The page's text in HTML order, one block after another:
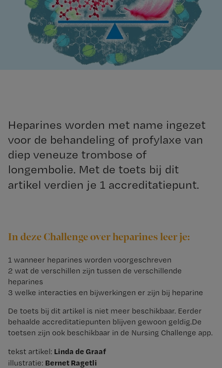
Heparines worden met name ingezet
voor de behandeling of profylaxe van
diep veneuze trombose of
longembolie. Met de toets bij dit
artikel verdien je 1 accreditatiepunt.
In deze Challenge over heparines leer je:
1 wanneer heparines worden voorgeschreven
2 wat de verschillen zijn tussen de verschillende
heparines
3 welke interacties en bijwerkingen er zijn bij heparine
De toets bij dit artikel is niet meer beschikbaar. Eerder
behaalde accreditatiepunten blijven gewoon geldig.De
toetsen zijn ook beschikbaar in de Nursing Challenge app.
tekst artikel: Linda de Graaf
illustratie: Bernet Ragetli